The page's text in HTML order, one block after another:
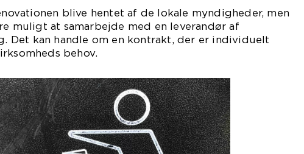
blive hentet af de lokale myndigheder, men
muligt at samarbejde med en leverandør af
Det kan handle om en kontrakt, der er individuelt
behov.